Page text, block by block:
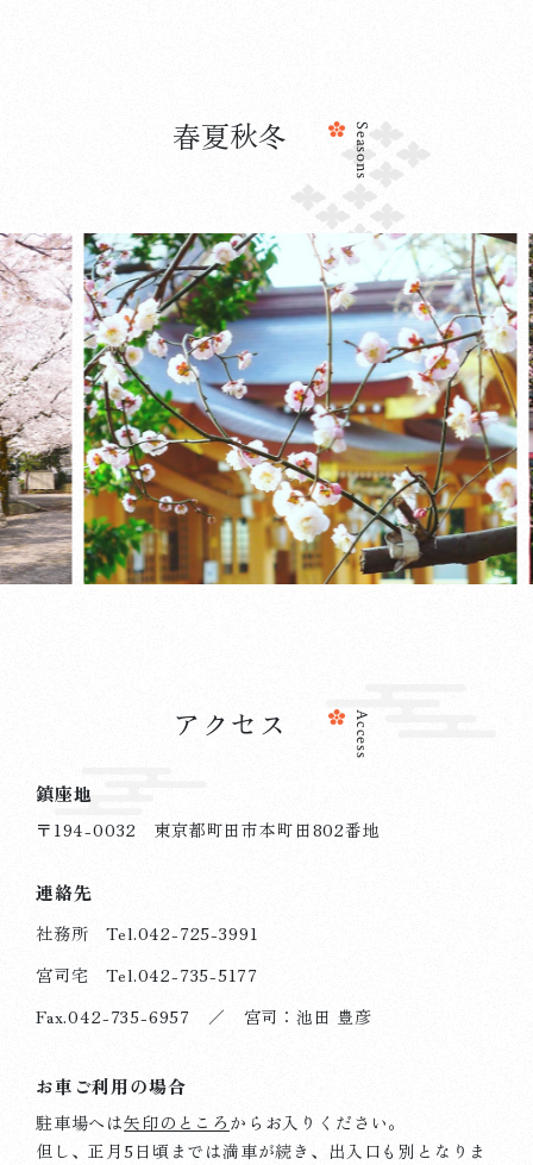
2025.10.15 初詣・七五三詣
令和7年の七五三詣について
詳しく見る
春夏秋冬 Seasons
アクセス Access
鎮座地
〒194-0032 東京都町田市本町田802番地
連絡先
社務所 Tel.042-725-3991
宮司宅 Tel.042-735-5177
Fax.042-735-6957 ／ 宮司：池田 豊彦
お車ご利用の場合
駐車場へは矢印のところ からお入りください。
但し、正月5日頃までは満車が続き、出入口も別となりま